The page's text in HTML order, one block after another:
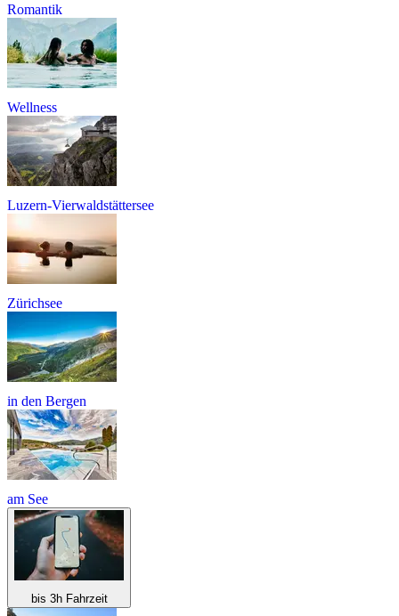
Romantik
Wellness
Luzern-Vierwaldstättersee
Zürichsee
in den Bergen
am See
bis 3h Fahrzeit